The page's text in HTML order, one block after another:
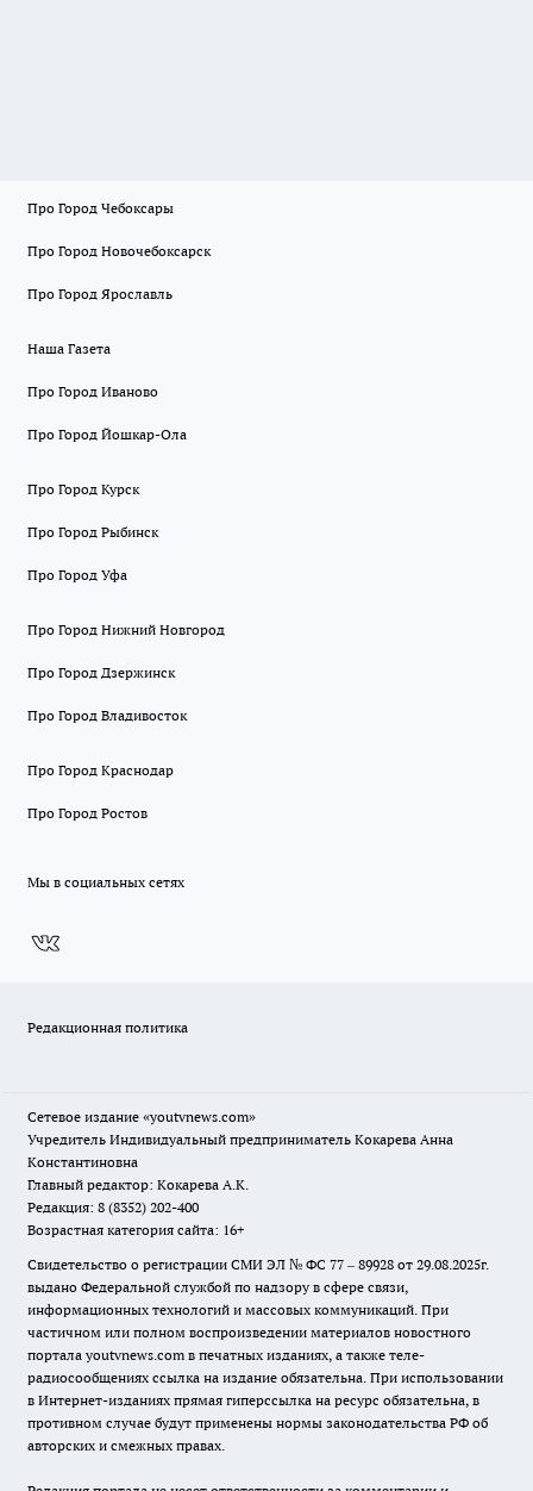
Про Город Чебоксары
Про Город Новочебоксарск
Про Город Ярославль
Наша Газета
Про Город Иваново
Про Город Йошкар-Ола
Про Город Курск
Про Город Рыбинск
Про Город Уфа
Про Город Нижний Новгород
Про Город Дзержинск
Про Город Владивосток
Про Город Краснодар
Про Город Ростов
Мы в социальных сетях
Редакционная политика
Сетевое издание «youtvnews.com»
Учредитель Индивидуальный предприниматель Кокарева Анна
Константиновна
Главный редактор: Кокарева А.К.
Редакция: 8 (8352) 202-400
Возрастная категория сайта: 16+
Свидетельство о регистрации СМИ ЭЛ № ФС 77 – 89928 от 29.08.2025г.
выдано Федеральной службой по надзору в сфере связи,
информационных технологий и массовых коммуникаций. При
частичном или полном воспроизведении материалов новостного
портала youtvnews.com в печатных изданиях, а также теле-
радиосообщениях ссылка на издание обязательна. При использовании
в Интернет-изданиях прямая гиперссылка на ресурс обязательна, в
противном случае будут применены нормы законодательства РФ об
авторских и смежных правах.